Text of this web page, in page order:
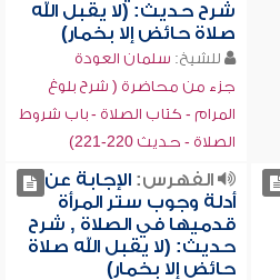
شرح حديث: (لا يقبل الله
صلاة حائض إلا بخمار)
للشيخ: سلمان العودة
جزء من محاضرة ( شرح بلوغ
المرام - كتاب الصلاة - باب شروط
الصلاة - حديث 220-221)
الفهرس:الإجابة عن
أدلة وجوب ستر المرأة
قدميها في الصلاة , شرح
حديث: (لا يقبل الله صلاة
حائض إلا بخمار)